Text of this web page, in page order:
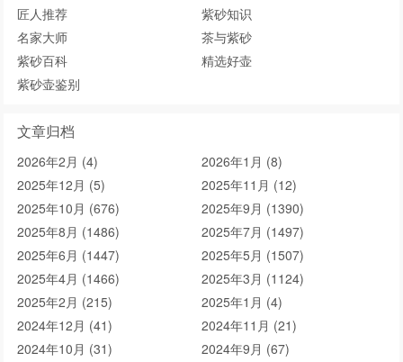
匠人推荐
紫砂知识
名家大师
茶与紫砂
紫砂百科
精选好壶
紫砂壶鉴别
文章归档
2026年2月 (4)
2026年1月 (8)
2025年12月 (5)
2025年11月 (12)
2025年10月 (676)
2025年9月 (1390)
2025年8月 (1486)
2025年7月 (1497)
2025年6月 (1447)
2025年5月 (1507)
2025年4月 (1466)
2025年3月 (1124)
2025年2月 (215)
2025年1月 (4)
2024年12月 (41)
2024年11月 (21)
2024年10月 (31)
2024年9月 (67)